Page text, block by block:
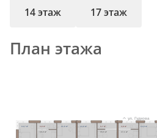
14 этаж 17 этаж
План этажа
3,8 м²
14,7 м² 11,6 м²
18,0 м²
13,0 м² 3,7 м²
16,5 м²
13,0 м²
3,8 м²
17,1 м²
ул. Гудкова